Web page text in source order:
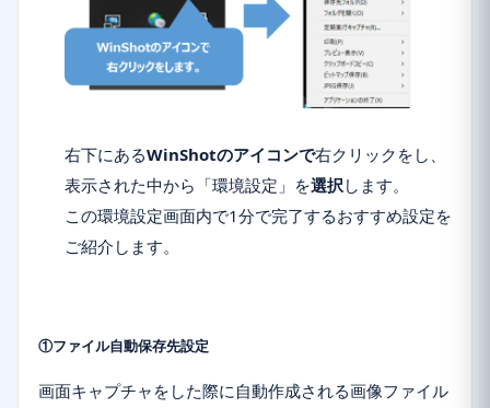
右下にあるWinShotのアイコンで右クリック をし、
表示された中から「環境設定 」を選択 します。
この環境設定画面内で1分で完了するおすすめ設定を
ご紹介します。
①ファイル自動保存先設定
画面キャプチャをした際に自動作成される画像ファイル